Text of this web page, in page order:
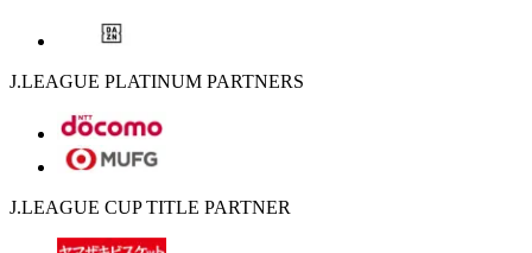
J.LEAGUE PLATINUM PARTNERS
J.LEAGUE CUP TITLE PARTNER